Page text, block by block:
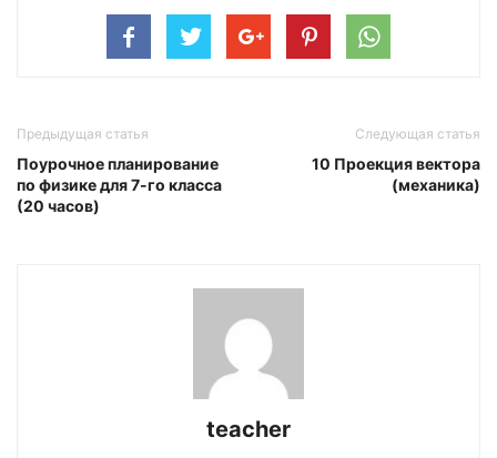
Предыдущая статья
Поурочное планирование
по физике для 7-го класса
(20 часов)
Следующая статья
10 Проекция вектора
(механика)
teacher